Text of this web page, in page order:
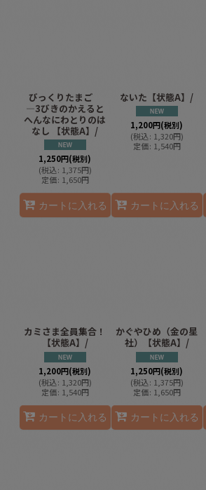
びっくりたまご
―3びきのかえると
へんなにわとりのは
なし 【状態A】/
1,250円(税別)
(税込: 1,375円)
定価: 1,650円
カートに入れる
ないた【状態A】/
1,200円(税別)
(税込: 1,320円)
定価: 1,540円
カートに入れる
カミさま全員集合！
【状態A】/
1,200円(税別)
(税込: 1,320円)
定価: 1,540円
カートに入れる
かぐやひめ（金の星
社）【状態A】/
1,250円(税別)
(税込: 1,375円)
定価: 1,650円
カートに入れる